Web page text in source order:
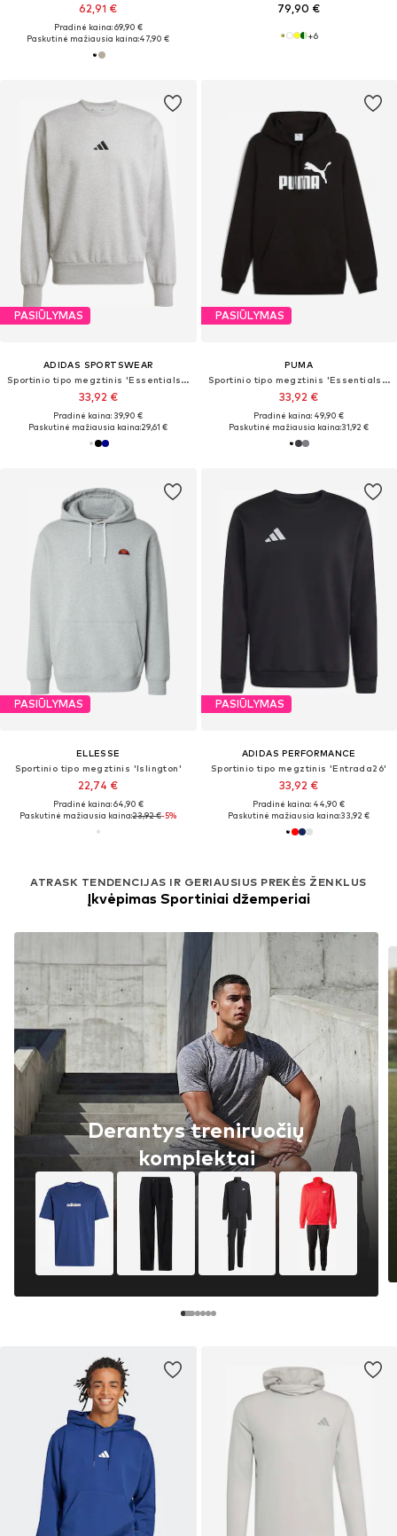
62,91 €
Pradinė kaina: 69,90 €
Paskutinė mažiausia kaina:47,90 €
79,90 €
+6
PASIŪLYMAS
ADIDAS SPORTSWEAR
Sportinio tipo megztinis 'Essentials Feelcozy'
33,92 €
Pradinė kaina: 39,90 €
Paskutinė mažiausia kaina:29,61 €
PASIŪLYMAS
PUMA
Sportinio tipo megztinis 'Essentials No. 1'
33,92 €
Pradinė kaina: 49,90 €
Paskutinė mažiausia kaina:31,92 €
PASIŪLYMAS
ELLESSE
Sportinio tipo megztinis 'Islington'
22,74 €
Pradinė kaina: 64,90 €
Paskutinė mažiausia kaina:23,92 €-5%
PASIŪLYMAS
ADIDAS PERFORMANCE
Sportinio tipo megztinis 'Entrada26'
33,92 €
Pradinė kaina: 44,90 €
Paskutinė mažiausia kaina:33,92 €
ATRASK TENDENCIJAS IR GERIAUSIUS PREKĖS ŽENKLUS
Įkvėpimas Sportiniai džemperiai
Derantys treniruočių
komplektai